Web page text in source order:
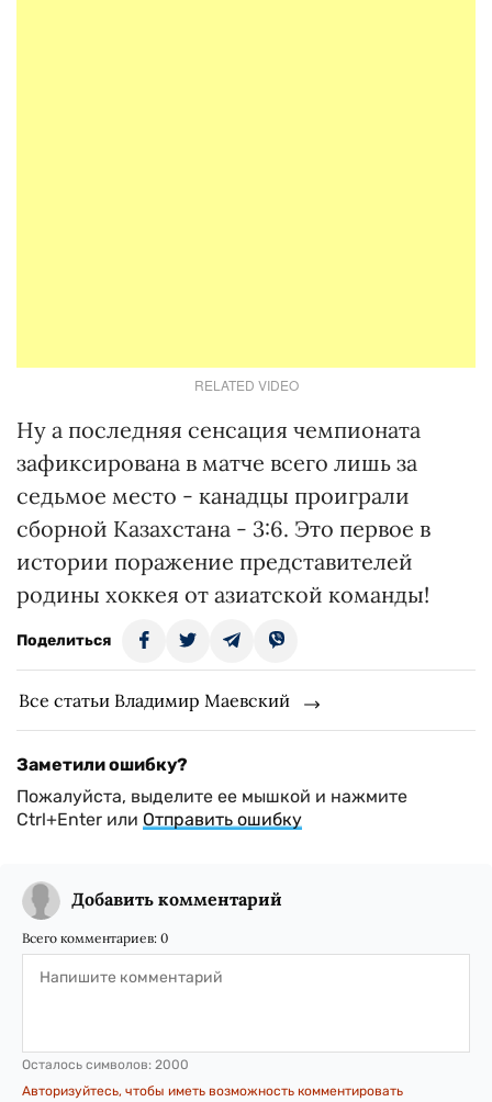
RELATED VIDEO
Ну а последняя сенсация чемпионата
зафиксирована в матче всего лишь за
седьмое место - канадцы проиграли
сборной Казахстана - 3:6. Это первое в
истории поражение представителей
родины хоккея от азиатской команды!
Поделиться
Все статьи Владимир Маевский
Заметили ошибку?
Пожалуйста, выделите ее мышкой и нажмите
Ctrl+Enter или Отправить ошибку
Добавить комментарий
Всего комментариев: 0
Осталось символов: 2000
Авторизуйтесь, чтобы иметь возможность комментировать